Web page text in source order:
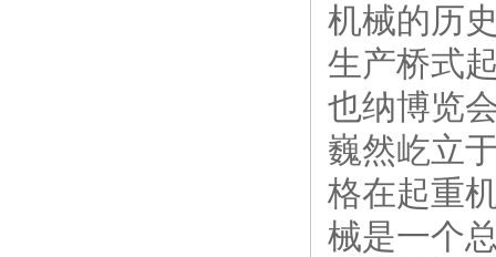
机械的历
生产桥式
也纳博览
巍然屹立
格在起重
械是一个